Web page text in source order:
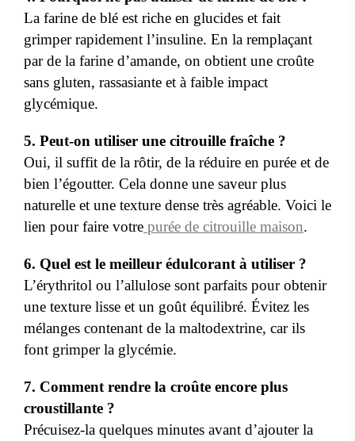
La farine de blé est riche en glucides et fait
grimper rapidement l’insuline. En la remplaçant
par de la farine d’amande, on obtient une croûte
sans gluten, rassasiante et à faible impact
glycémique.
5. Peut-on utiliser une citrouille fraîche ?
Oui, il suffit de la rôtir, de la réduire en purée et de
bien l’égoutter. Cela donne une saveur plus
naturelle et une texture dense très agréable. Voici le
lien pour faire votre purée de citrouille maison.
6. Quel est le meilleur édulcorant à utiliser ?
L’érythritol ou l’allulose sont parfaits pour obtenir
une texture lisse et un goût équilibré. Évitez les
mélanges contenant de la maltodextrine, car ils
font grimper la glycémie.
7. Comment rendre la croûte encore plus
croustillante ?
Précuisez-la quelques minutes avant d’ajouter la